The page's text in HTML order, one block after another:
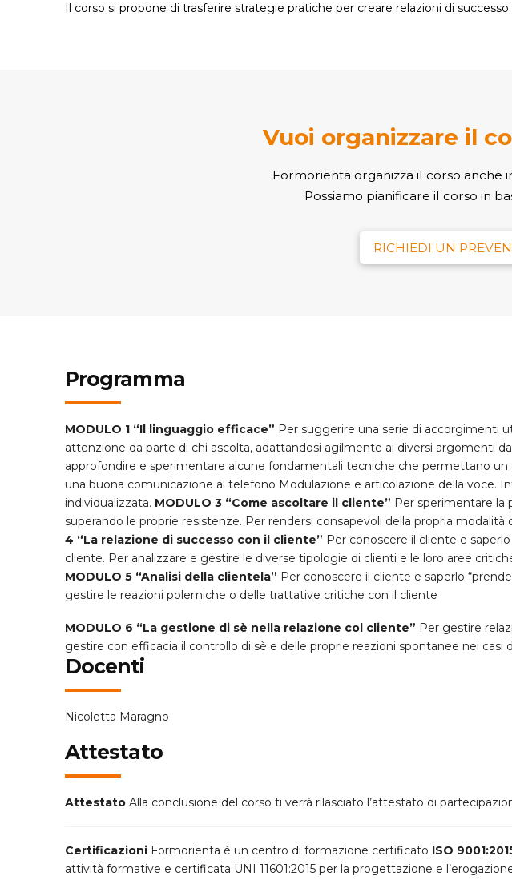
Il corso si propone di trasferire strategie pratiche per creare relazioni di successo
Vuoi organizzare il
Formorienta organizza il corso anche
Possiamo pianificare il corso in
RICHIEDI UN
Programma
MODULO 1 “Il linguaggio efficace” Per suggerire una serie di accorgimenti
attenzione da parte di chi ascolta, adattandosi agilmente ai diversi argomenti
approfondire e sperimentare alcune fondamentali tecniche che permettano
una buona comunicazione al telefono Modulazione e articolazione della voce.
individualizzata. MODULO 3 “Come ascoltare il cliente” Per sperimentare la
superando le proprie resistenze. Per rendersi consapevoli della propria
4 “La relazione di successo con il cliente” Per conoscere il cliente e
cliente. Per analizzare e gestire le diverse tipologie di clienti e le loro aree
MODULO 5 “Analisi della clientela” Per conoscere il cliente e saperlo
gestire le reazioni polemiche o delle trattative critiche con il cliente
MODULO 6 “La gestione di sè nella relazione col cliente” Per gestire
gestire con efficacia il controllo di sè e delle proprie reazioni spontanee nei
Docenti
Nicoletta Maragno
Attestato
AttestatoAlla conclusione del corso ti verrà rilasciato l’attestato di
CertificazioniFormorienta è un centro di formazione certificato ISO
attività formative e certificata UNI 11601:2015 per la progettazione e